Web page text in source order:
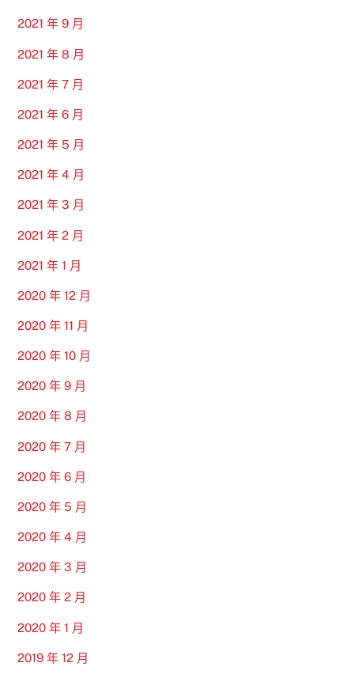
2021 年 9 月
2021 年 8 月
2021 年 7 月
2021 年 6 月
2021 年 5 月
2021 年 4 月
2021 年 3 月
2021 年 2 月
2021 年 1 月
2020 年 12 月
2020 年 11 月
2020 年 10 月
2020 年 9 月
2020 年 8 月
2020 年 7 月
2020 年 6 月
2020 年 5 月
2020 年 4 月
2020 年 3 月
2020 年 2 月
2020 年 1 月
2019 年 12 月